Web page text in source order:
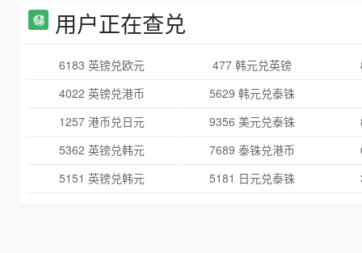
用户正在查兑
6183 英镑兑欧元 477 韩元兑英镑
4022 英镑兑港币
5629 韩元兑泰铢
1257 港币兑日元
9356 美元兑泰铢
5362 英镑兑韩元
7689 泰铢兑港币
5151 英镑兑韩元
5181 日元兑泰铢